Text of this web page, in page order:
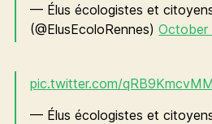
— Élus écologistes et
(@ElusEcoloRennes)October
pic.twitter.com/qRB9KmcvMM
— Élus écologistes et